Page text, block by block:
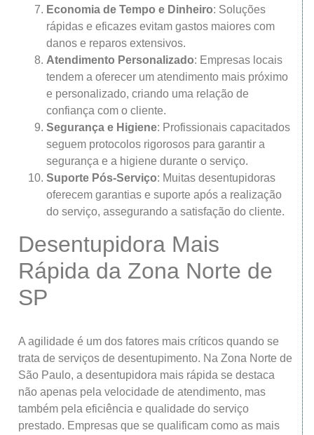
Economia de Tempo e Dinheiro: Soluções
rápidas e eficazes evitam gastos maiores com
danos e reparos extensivos.
Atendimento Personalizado: Empresas locais
tendem a oferecer um atendimento mais próximo
e personalizado, criando uma relação de
confiança com o cliente.
Segurança e Higiene: Profissionais capacitados
seguem protocolos rigorosos para garantir a
segurança e a higiene durante o serviço.
Suporte Pós-Serviço: Muitas desentupidoras
oferecem garantias e suporte após a realização
do serviço, assegurando a satisfação do cliente.
Desentupidora Mais
Rápida da Zona Norte de
SP
A agilidade é um dos fatores mais críticos quando se
trata de serviços de desentupimento. Na Zona Norte de
São Paulo, a desentupidora mais rápida se destaca
não apenas pela velocidade de atendimento, mas
também pela eficiência e qualidade do serviço
prestado. Empresas que se qualificam como as mais